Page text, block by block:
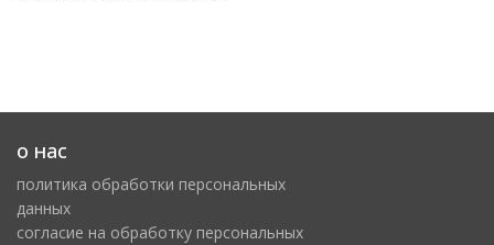
о нас
политика обработки персональных
данных
cогласие на обработку персональных